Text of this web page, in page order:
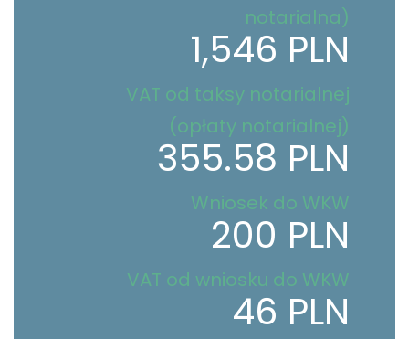
notarialna)
1,546 PLN
VAT od taksy notarialnej
(opłaty notarialnej)
355.58 PLN
Wniosek do WKW
200 PLN
VAT od wniosku do WKW
46 PLN